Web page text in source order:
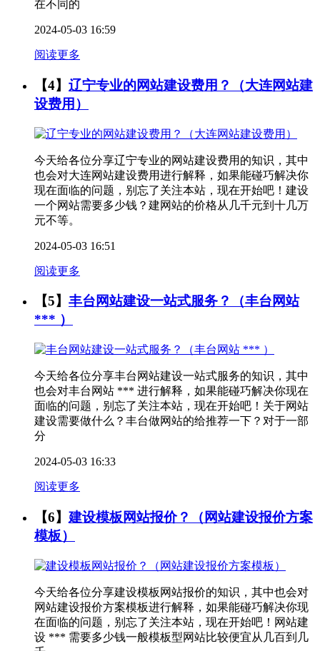
在不同的
2024-05-03 16:59
阅读更多
【4】 辽宁专业的网站建设费用？（大连网站建
设费用）
今天给各位分享辽宁专业的网站建设费用的知识，其中
也会对大连网站建设费用进行解释，如果能碰巧解决你
现在面临的问题，别忘了关注本站，现在开始吧！建设
一个网站需要多少钱？建网站的价格从几千元到十几万
元不等。
2024-05-03 16:51
阅读更多
【5】 丰台网站建设一站式服务？（丰台网站
*** ）
今天给各位分享丰台网站建设一站式服务的知识，其中
也会对丰台网站 *** 进行解释，如果能碰巧解决你现在
面临的问题，别忘了关注本站，现在开始吧！关于网站
建设需要做什么？丰台做网站的给推荐一下？对于一部
分
2024-05-03 16:33
阅读更多
【6】 建设模板网站报价？（网站建设报价方案
模板）
今天给各位分享建设模板网站报价的知识，其中也会对
网站建设报价方案模板进行解释，如果能碰巧解决你现
在面临的问题，别忘了关注本站，现在开始吧！网站建
设 *** 需要多少钱一般模板型网站比较便宜从几百到几